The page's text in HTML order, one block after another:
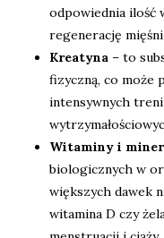
odpowiednia ilość
regenerację
Kreatyna – to
fizyczną, co może
intensywnych
Witaminy i
biologicznych w
większych dawek
witamina D czy